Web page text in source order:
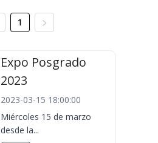
1
Expo Posgrado
2023
2023-03-15 18:00:00
Miércoles 15 de marzo
desde la...